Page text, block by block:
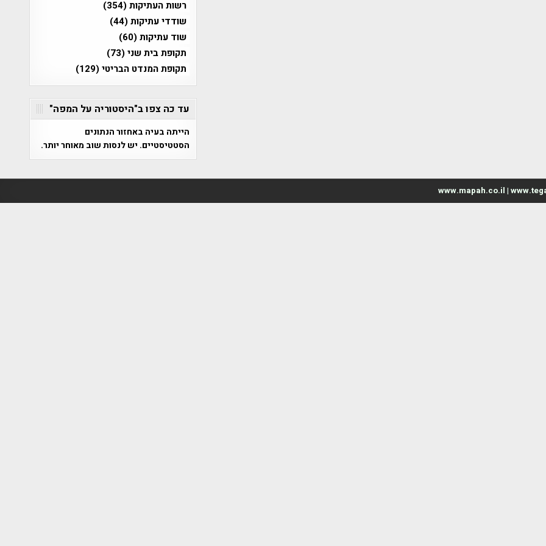
רשות העתיקות(354)
שודדי עתיקות(44)
שוד עתיקות(60)
תקופת בית שני(73)
תקופת המנדט הבריטי(129)
עד כה צפו ב"היסטוריה על המפה"
הייתה בעיה באחזור הנתונים
הסטטיסטיים. יש לנסות שוב מאוחר יותר.